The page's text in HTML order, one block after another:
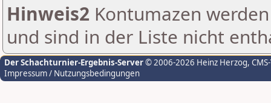
Hinweis2 Kontumazen
und sind in der Liste nicht
Der Schachturnier-Ergebnis-Server© 2006-2026 Heinz Herzog,
Impressum / Nutzungsbedingungen